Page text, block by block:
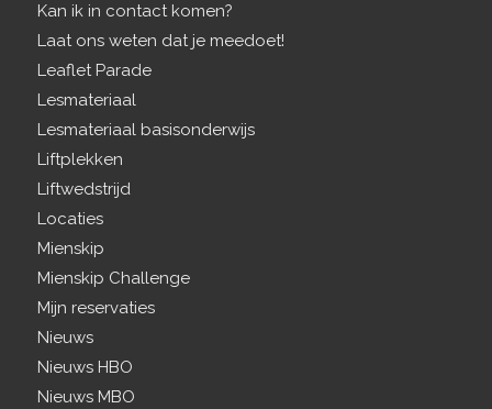
Kan ik in contact komen?
Laat ons weten dat je meedoet!
Leaflet Parade
Lesmateriaal
Lesmateriaal basisonderwijs
Liftplekken
Liftwedstrijd
Locaties
Mienskip
Mienskip Challenge
Mijn reservaties
Nieuws
Nieuws HBO
Nieuws MBO